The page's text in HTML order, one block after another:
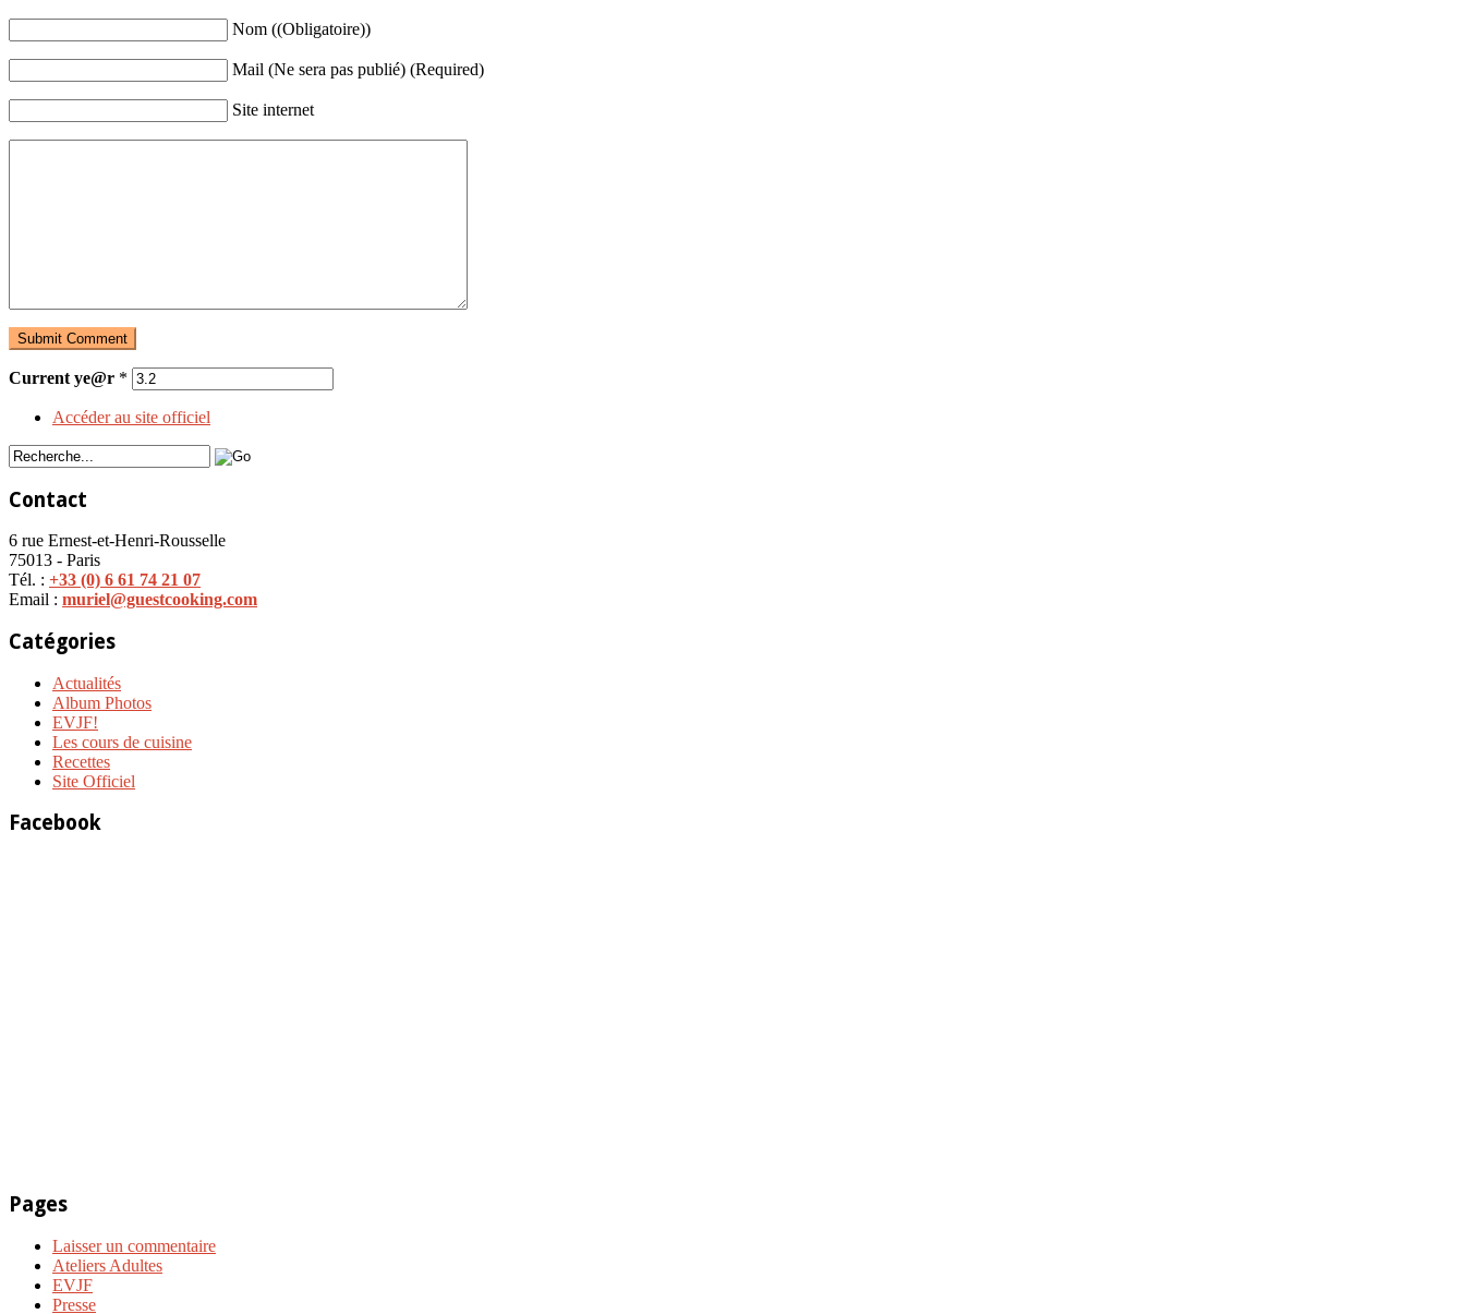
Nom ((Obligatoire))
Mail (Ne sera pas publié) (Required)
Site internet
Current ye@r *
Accéder au site officiel
Contact
6 rue Ernest-et-Henri-Rousselle
75013 - Paris
Tél. : +33 (0) 6 61 74 21 07
Email : muriel@guestcooking.com
Catégories
Actualités
Album Photos
EVJF!
Les cours de cuisine
Recettes
Site Officiel
Facebook
Pages
Laisser un commentaire
Ateliers Adultes
EVJF
Presse